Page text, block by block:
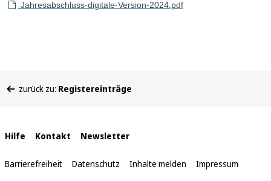
Jahresabschluss-digitale-Version-2024.pdf
befinden
zurück zu: Registereinträge
Interne
Links
Hilfe Kontakt Newsletter
Barrierefreiheit Datenschutz Inhalte melden Impressum